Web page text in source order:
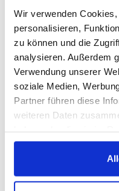
Wir verwenden
personalisieren,
zu können und die
analysieren. Außerdem
Verwendung unserer
soziale Medien,
Partner führen diese
weiteren Daten
gesammelt haben.
(34) Halim Eroglu
(37) Flamur Berisha
2022/23: